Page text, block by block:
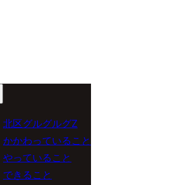
北区グルグルグZ
かかわっていること
やっていること
できること